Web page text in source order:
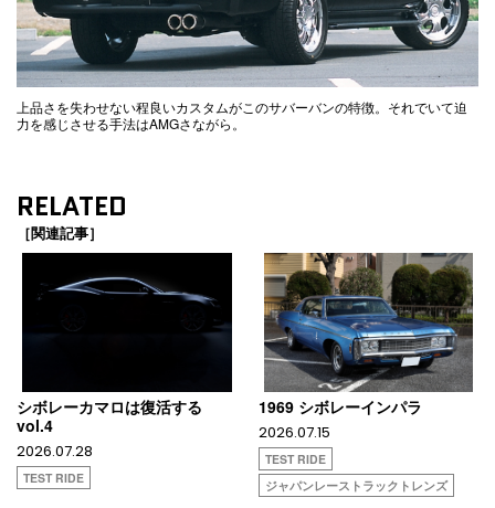
上品さを失わせない程良いカスタムがこのサバーバンの特徴。それでいて迫
力を感じさせる手法はAMGさながら。
RELATED
［関連記事］
シボレーカマロは復活する
vol.4
2026.07.28
TEST RIDE
1969 シボレーインパラ
2026.07.15
TEST RIDE
ジャパンレーストラックトレンズ